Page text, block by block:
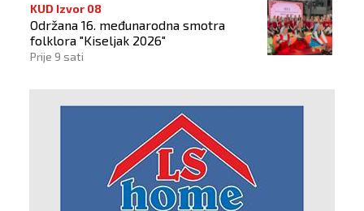
KUD Izvor 08
Održana 16. međunarodna smotra
folklora "Kiseljak 2026"
Prije 9 sati